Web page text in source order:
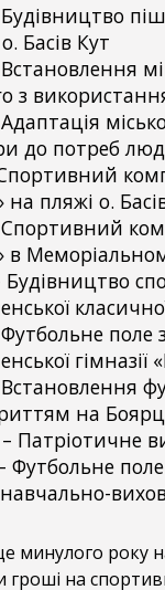
Басів Кут
з
до потреб
пляжі о.
гімназії
на
Патріотичне
Футбольне
минулого року
на